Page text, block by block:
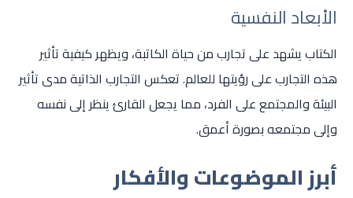
الأبعاد النفسية
الكتاب يشهد على تجارب من حياة الكاتبة، ويظهر كيفية تأثير
هذه التجارب على رؤيتها للعالم. تعكس التجارب الذاتية مدى تأثير
البيئة والمجتمع على الفرد، مما يجعل القارئ ينظر إلى نفسه
وإلى مجتمعه بصورة أعمق.
أبرز الموضوعات والأفكار